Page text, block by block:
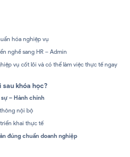
hóa nghiệp vụ
nghề sang HR – Admin
vụ cốt lõi và có thể làm việc thực tế ngay
sau khóa học?
– Hành chính
nội bộ
khai thực tế
đúng chuẩn doanh nghiệp